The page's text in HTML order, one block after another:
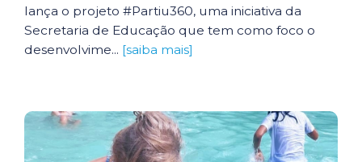
lança o projeto #Partiu360, uma iniciativa da
Secretaria de Educação que tem como foco o
desenvolvime... [saiba mais]